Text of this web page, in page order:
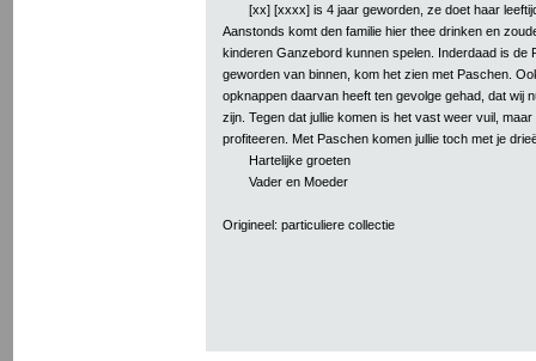
[xx] [xxxx] is 4 jaar geworden, ze doet haar
Aanstonds komt den familie hier thee drinken en
kinderen Ganzebord kunnen spelen. Inderdaad is de
geworden van binnen, kom het zien met Paschen.
opknappen daarvan heeft ten gevolge gehad, dat wij
zijn. Tegen dat jullie komen is het vast weer vuil,
profiteeren. Met Paschen komen jullie toch met je
Hartelijke groeten
Vader en Moeder
Origineel: particuliere collectie